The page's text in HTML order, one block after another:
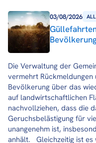
03/08/2026
Die Verwaltung der
vermehrt
Bevölkerung über das
auf landwirtschaftlichen
nachvollziehen, dass die
Geruchsbelästigung für
unangenehm ist,
anhält. Gleichzeitig ist es